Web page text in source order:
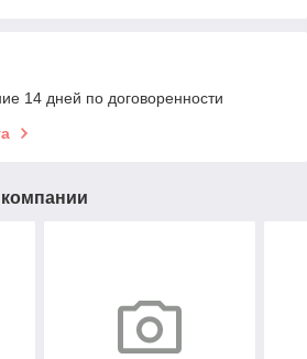
14 дней по договоренности